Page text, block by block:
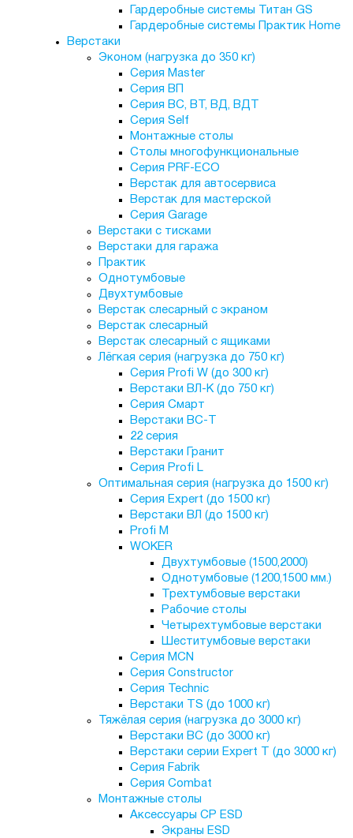
Гардеробные системы Титан GS
Гардеробные системы Практик Home
Верстаки
Эконом (нагрузка до 350 кг)
Серия Master
Серия ВП
Серия ВС, ВТ, ВД, ВДТ
Серия Self
Монтажные столы
Столы многофункциональные
Серия PRF-ECO
Верстак для автосервиса
Верстак для мастерской
Серия Garage
Верстаки с тисками
Верстаки для гаража
Практик
Однотумбовые
Двухтумбовые
Верстак слесарный с экраном
Верстак слесарный
Верстак слесарный с ящиками
Лёгкая серия (нагрузка до 750 кг)
Серия Profi W (до 300 кг)
Верстаки ВЛ-К (до 750 кг)
Серия Смарт
Верстаки ВС-Т
22 серия
Верстаки Гранит
Серия Profi L
Оптимальная серия (нагрузка до 1500 кг)
Серия Expert (до 1500 кг)
Верстаки ВЛ (до 1500 кг)
Profi M
WOKER
Двухтумбовые (1500,2000)
Однотумбовые (1200,1500 мм.)
Трехтумбовые верстаки
Рабочие столы
Четырехтумбовые верстаки
Шеститумбовые верстаки
Серия MCN
Серия Constructor
Серия Technic
Верстаки TS (до 1000 кг)
Тяжёлая серия (нагрузка до 3000 кг)
Верстаки ВС (до 3000 кг)
Верстаки серии Expert T (до 3000 кг)
Серия Fabrik
Серия Combat
Монтажные столы
Аксессуары СР ESD
Экраны ESD